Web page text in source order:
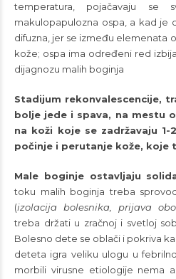
temperatura, pojačavaju
makulopapulozna ospa, a kad je
difuzna, jer se između elemenata
kože; ospa ima određeni red
dijagnozu malih boginja
Stadijum rekonvalescencije,
bolje jede i spava, na mestu
na koži koje se zadržavaju
počinje i perutanje kože, koje
Male boginje ostavljaju
toku malih boginja treba
(izolacija bolesnika, prijava
treba držati u zračnoj i svetloj
Bolesno dete se oblači i pokriva
deteta igra veliku ulogu u
morbili virusne etiologije nema